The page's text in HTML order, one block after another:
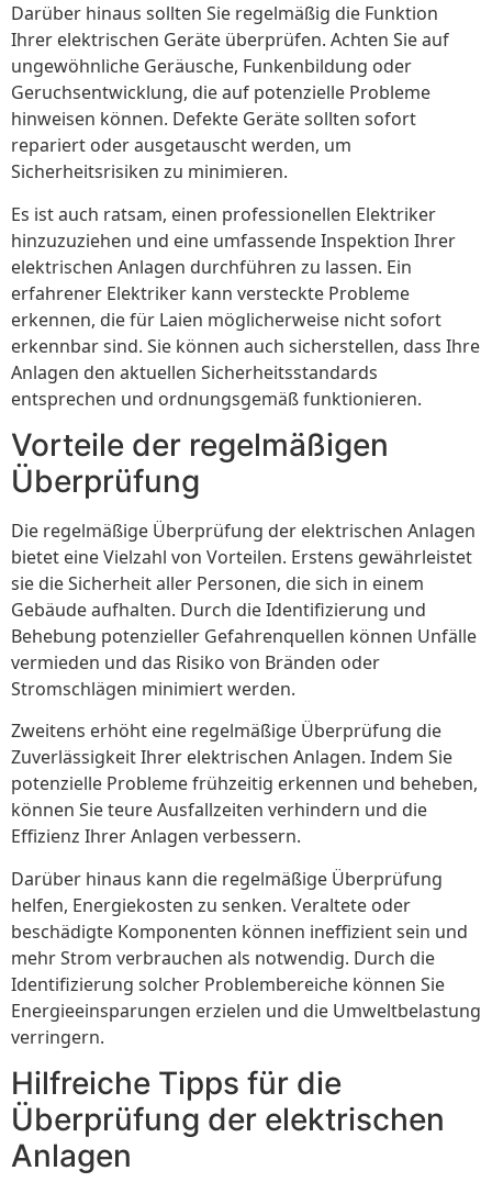
Darüber hinaus sollten Sie regelmäßig die Funktion
Ihrer elektrischen Geräte überprüfen. Achten Sie auf
ungewöhnliche Geräusche, Funkenbildung oder
Geruchsentwicklung, die auf potenzielle Probleme
hinweisen können. Defekte Geräte sollten sofort
repariert oder ausgetauscht werden, um
Sicherheitsrisiken zu minimieren.
Es ist auch ratsam, einen professionellen Elektriker
hinzuzuziehen und eine umfassende Inspektion Ihrer
elektrischen Anlagen durchführen zu lassen. Ein
erfahrener Elektriker kann versteckte Probleme
erkennen, die für Laien möglicherweise nicht sofort
erkennbar sind. Sie können auch sicherstellen, dass Ihre
Anlagen den aktuellen Sicherheitsstandards
entsprechen und ordnungsgemäß funktionieren.
Vorteile der regelmäßigen
Überprüfung
Die regelmäßige Überprüfung der elektrischen Anlagen
bietet eine Vielzahl von Vorteilen. Erstens gewährleistet
sie die Sicherheit aller Personen, die sich in einem
Gebäude aufhalten. Durch die Identifizierung und
Behebung potenzieller Gefahrenquellen können Unfälle
vermieden und das Risiko von Bränden oder
Stromschlägen minimiert werden.
Zweitens erhöht eine regelmäßige Überprüfung die
Zuverlässigkeit Ihrer elektrischen Anlagen. Indem Sie
potenzielle Probleme frühzeitig erkennen und beheben,
können Sie teure Ausfallzeiten verhindern und die
Effizienz Ihrer Anlagen verbessern.
Darüber hinaus kann die regelmäßige Überprüfung
helfen, Energiekosten zu senken. Veraltete oder
beschädigte Komponenten können ineffizient sein und
mehr Strom verbrauchen als notwendig. Durch die
Identifizierung solcher Problembereiche können Sie
Energieeinsparungen erzielen und die Umweltbelastung
verringern.
Hilfreiche Tipps für die
Überprüfung der elektrischen
Anlagen